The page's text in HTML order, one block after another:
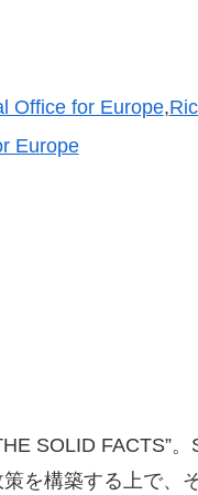
Office for Europe,
Europe
SOLID FACTS”。
を構築する上で、